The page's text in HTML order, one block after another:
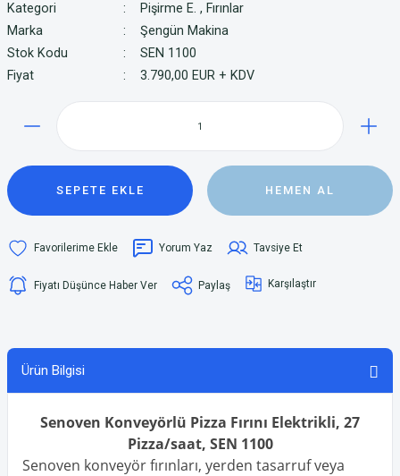
Kategori Pişirme E. , Fırınlar
Marka
Şengün Makina
Stok Kodu
SEN 1100
Fiyat
3.790,00 EUR + KDV
SEPETE EKLE HEMEN AL
Yorum Yaz Tavsiye Et
Fiyatı Düşünce Haber Ver Paylaş Karşılaştır
Ürün Bilgisi
Senoven Konveyörlü Pizza Fırını Elektrikli, 27
Pizza/saat, SEN 1100
Senoven konveyör fırınları, yerden tasarruf veya